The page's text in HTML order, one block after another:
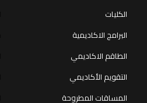
الكليات
البرامج الاكاديمية
الطاقم الاكاديمي
التقويم الأكاديمي
المساقات المطروحة